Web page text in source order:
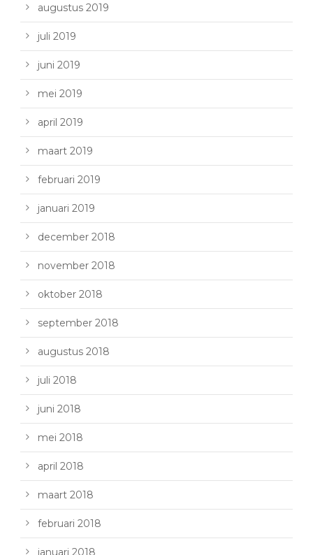
augustus 2019
juli 2019
juni 2019
mei 2019
april 2019
maart 2019
februari 2019
januari 2019
december 2018
november 2018
oktober 2018
september 2018
augustus 2018
juli 2018
juni 2018
mei 2018
april 2018
maart 2018
februari 2018
januari 2018